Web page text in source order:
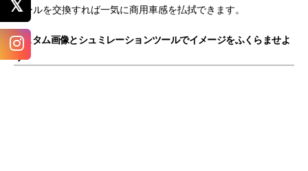
イールを交換すれば一気に商用車感を払拭できます。
カスタム画像とシュミレーションツールでイメージをふくらませよ